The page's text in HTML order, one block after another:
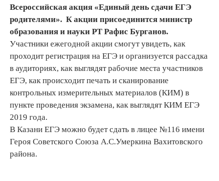
Всероссийская акция «Единый день сдачи ЕГЭ
родителями». К акции присоединится министр
образования и науки РТ Рафис Бурганов.
Участники ежегодной акции смогут увидеть, как
проходит регистрация на ЕГЭ и организуется рассадка
в аудиториях, как выглядят рабочие места участников
ЕГЭ, как происходит печать и сканирование
контрольных измерительных материалов (КИМ) в
пункте проведения экзамена, как выглядят КИМ ЕГЭ
2019 года.
В Казани ЕГЭ можно будет сдать в лицее №116 имени
Героя Советского Союза А.С.Умеркина Вахитовского
района.